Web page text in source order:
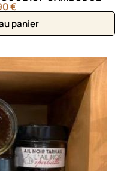
€
panier